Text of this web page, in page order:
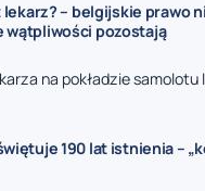
– belgijskie prawo
wątpliwości pozostają
na pokładzie samolotu
190 lat istnienia –